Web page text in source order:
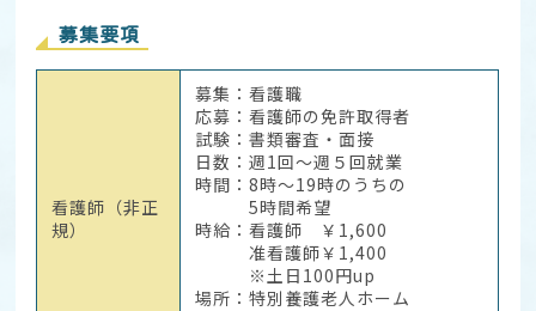
募集要項
看護師（非正
規）
募集：看護職
応募：看護師の免許取得者
試験：書類審査・面接
日数：週1回～週５回就業
時間：8時～19時のうちの
5時間希望
時給：看護師 ￥1,600
准看護師￥1,400
※土日100円up
場所：特別養護老人ホーム